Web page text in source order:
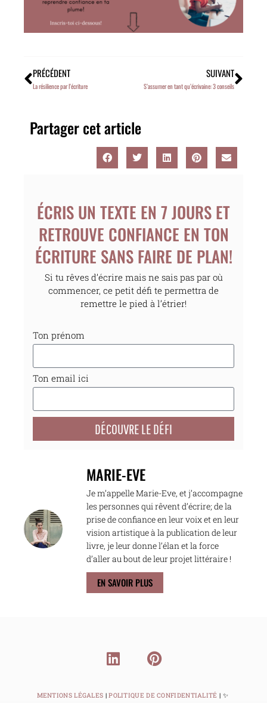
PRÉCÉDENT
La résilience par l’écriture
SUIVANT
S’assumer en tant qu’écrivaine: 3 conseils
Partager cet article
ÉCRIS UN TEXTE EN 7 JOURS ET
RETROUVE CONFIANCE EN TON
ÉCRITURE SANS FAIRE DE PLAN!
Si tu rêves d’écrire mais ne sais pas par où
commencer, ce petit défi te permettra de
remettre le pied à l’étrier!
Ton prénom
Ton email ici
DÉCOUVRE LE DÉFI
MARIE-EVE
Je m’appelle Marie-Eve, et j’accompagne
les personnes qui rêvent d’écrire; de la
prise de confiance en leur voix et en leur
vision artistique à la publication de leur
livre, je leur donne l’élan et la force
d’aller au bout de leur projet littéraire !
EN SAVOIR PLUS
MENTIONS LÉGALES |POLITIQUE DE CONFIDENTIALITÉ | ✨⁠